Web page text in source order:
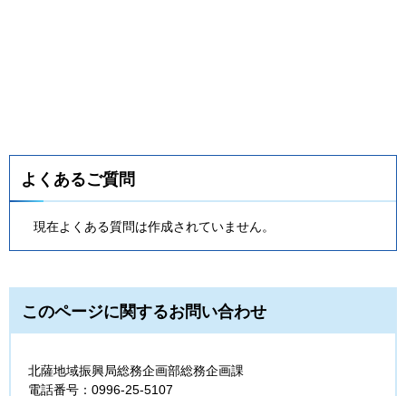
よくあるご質問
現在よくある質問は作成されていません。
このページに関するお問い合わせ
北薩地域振興局総務企画部総務企画課
電話番号：0996-25-5107